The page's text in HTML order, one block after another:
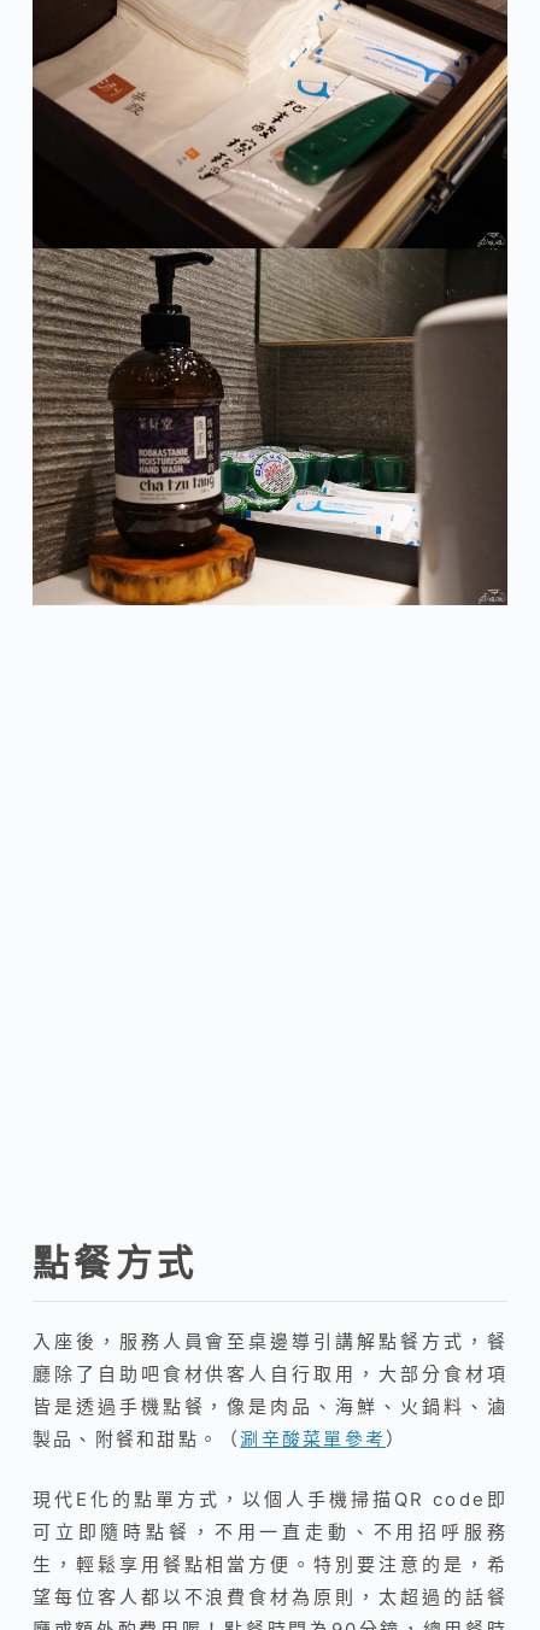
點餐方式
入座後，服務人員會至桌邊導引講解點餐方式，餐
廳除了自助吧食材供客人自行取用，大部分食材項
皆是透過手機點餐，像是肉品、海鮮 、火鍋料 、滷
製品 、附餐和甜點。（涮辛酸菜單參考 ）
現代E化的點單方式，以個人手機掃描QR code即
可立即隨時點餐，不用一直走動、不用招呼服務
生，輕鬆享用餐點相當方便。特別要注意的是，希
望每位客人都以不浪費食材為原則，太超過的話餐